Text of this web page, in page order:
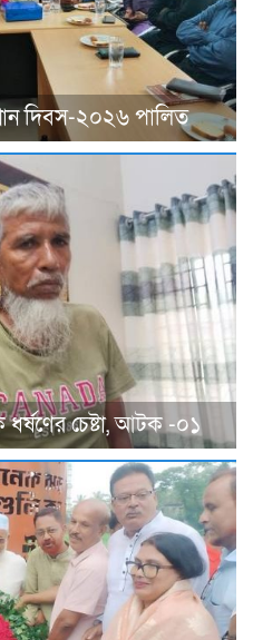
দিবস-২০২৬ পালিত
চেষ্টা, আটক -০১